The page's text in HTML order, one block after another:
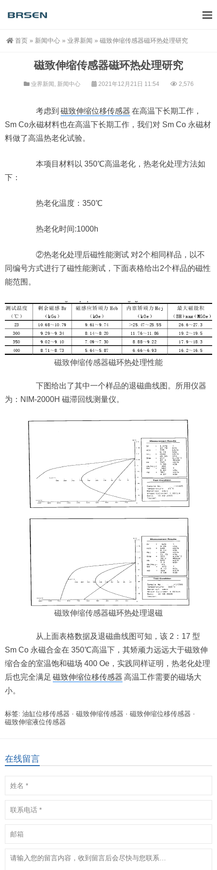
首页 » 新闻中心 » 业界新闻 » 磁致伸缩传感器磁环热处理研究
磁致伸缩传感器磁环热处理研究
业界新闻 , 新闻中心 2021年12月21日 11:54 2,576
考虑到 磁致伸缩位移传感器 在高温下长期工作，
Sm Co永磁材料也在高温下长期工作，我们对 Sm Co 永磁材
料做了高温热老化试验。
本项目材料以 350℃高温老化，热老化处理方法如
下：
热老化温度：350℃
热老化时间:1000h
②热老化处理后磁性能测试 对2个相同样品，以不
同编号方式进行了磁性能测试，下面表格给出2个样品的磁性
能范围。
磁致伸缩传感器磁环热处理性能
下图给出了其中一个样品的退磁曲线图。所用仪器
为：NIM-2000H 磁滞回线测量仪。
磁致伸缩传感器磁环热处理退磁
从上面表格数据及退磁曲线图可知，该 2：17 型
Sm Co 永磁合金在 350℃高温下，其矫顽力远远大于磁致伸
缩合金的室温饱和磁场 400 Oe，实践同样证明，热老化处理
后也完全满足 磁致伸缩位移传感器 高温工作需要的磁场大
小。
标签: 油缸位移传感器 · 磁致伸缩传感器 · 磁致伸缩位移传感器 ·
磁致伸缩液位传感器
在线留言